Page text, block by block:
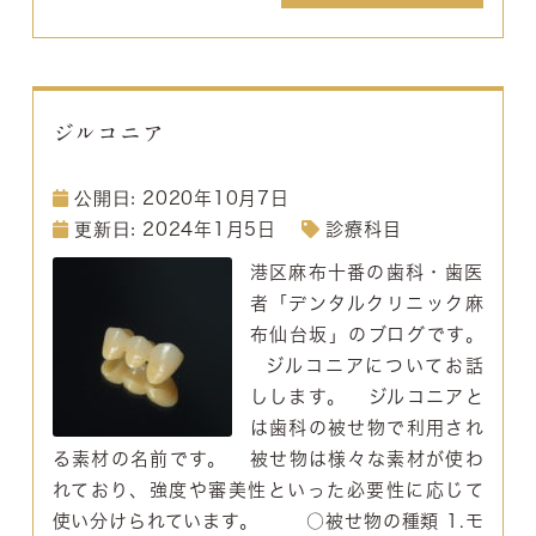
ジルコニア
2020年10月7日
2024年1月5日
診療科目
港区麻布十番の歯科・歯医
者「デンタルクリニック麻
布仙台坂」のブログです。
ジルコニアについてお話
しします。 ジルコニアと
は歯科の被せ物で利用され
る素材の名前です。 被せ物は様々な素材が使わ
れており、強度や審美性といった必要性に応じて
使い分けられています。 ○被せ物の種類 1.モ